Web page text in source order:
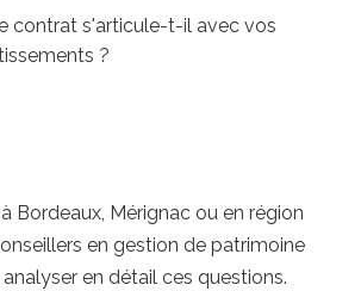
contrat s'articule-t-il avec vos
?
Bordeaux, Mérignac ou en région
en gestion de patrimoine
en détail ces questions.